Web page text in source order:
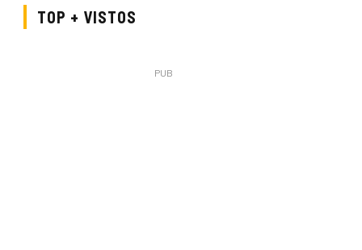
TOP + VISTOS
PUB